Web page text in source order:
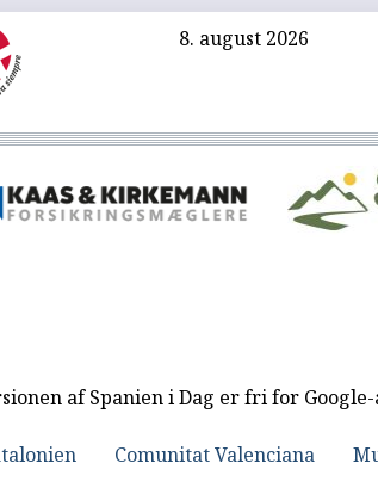
8. august 2026
af Spanien i Dag er fri for
Comunitat Valenciana